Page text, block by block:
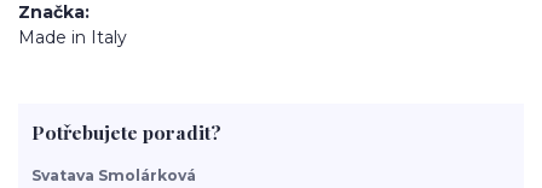
Značka
Made in Italy
Potřebujete poradit?
Svatava Smolárková